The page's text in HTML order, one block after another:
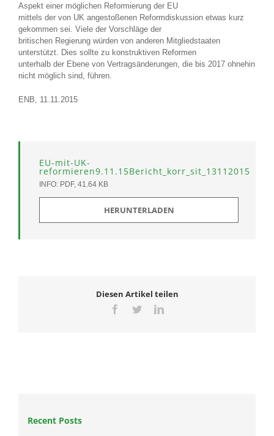
Aspekt einer möglichen Reformierung der EU
mittels der von UK angestoßenen Reformdiskussion etwas kurz
gekommen sei. Viele der Vorschläge der
britischen Regierung würden von anderen Mitgliedstaaten
unterstützt. Dies sollte zu konstruktiven Reformen
unterhalb der Ebene von Vertragsänderungen, die bis 2017 ohnehin
nicht möglich sind, führen.
ENB, 11.11.2015
EU-mit-UK-
reformieren9.11.15Bericht_korr_sit_13112015
INFO: PDF, 41.64 KB
HERUNTERLADEN
Diesen Artikel teilen
Facebook
TwitterLinkedIn
Recent Posts